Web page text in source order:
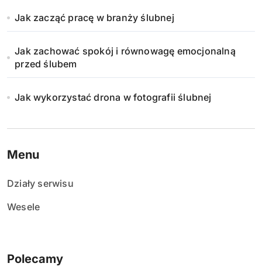
Jak zacząć pracę w branży ślubnej
Jak zachować spokój i równowagę emocjonalną
przed ślubem
Jak wykorzystać drona w fotografii ślubnej
Menu
Działy serwisu
Wesele
Polecamy